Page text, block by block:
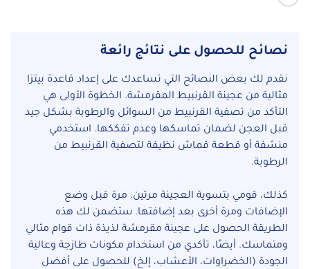
نصائح للحصول على نتائج رائعة
نقدم لك بعض النصائح التي تساعدك على إعداد قاعدة بيتزا
مثالية من عجينة القرنبيط المقرمشة. الخطوة الأولى هي
التأكد من تصفية القرنبيط من السوائل والرطوبة بشكل جيد
قبل العجن لضمان تماسكها وعدم تفككها. استخدمي
منشفة أو قطعة قماش نظيفة لتصفية القرنبيط من
الرطوبة.
كذلك، قومي بتسوية العجينة مرتين. مرة قبل وضع
الإضافات ومرة أخرى بعد إضافتها. ستضمن لك هذه
الطريقة الحصول على عجينة مقرمشة لذيذة ذات قوام مثالي
ومتماسك. أيضًا، تأكدي من استخدام مكونات طازجة وعالية
الجودة (الخضراوات، الأعشاب، إلخ) للحصول على أفضل